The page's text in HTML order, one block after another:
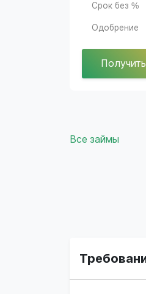
Срок без %
Одобрение
Все займы